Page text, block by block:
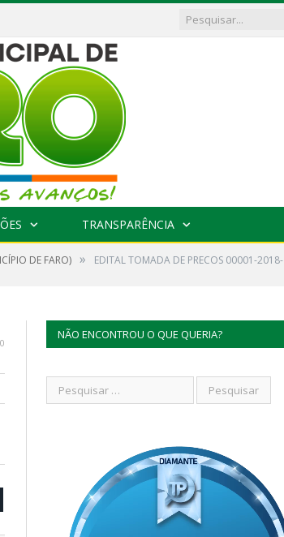
TRANSPARÊNCIA
DE FARO) » EDITAL TOMADA DE PRECOS 00001-2018-
0
NÃO ENCONTROU O QUE QUERIA?